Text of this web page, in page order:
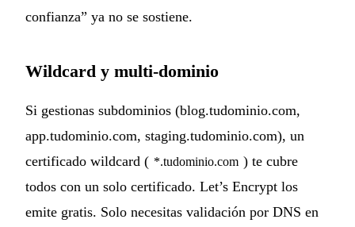
confianza” ya no se sostiene.
Wildcard y multi-dominio
Si gestionas subdominios (blog.tudominio.com,
app.tudominio.com, staging.tudominio.com), un
certificado wildcard ( *.tudominio.com ) te cubre
todos con un solo certificado. Let’s Encrypt los
emite gratis. Solo necesitas validación por DNS en